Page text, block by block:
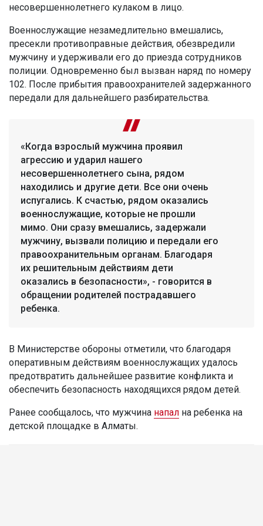
несовершеннолетнего кулаком в лицо.
Военнослужащие незамедлительно вмешались,
пресекли противоправные действия, обезвредили
мужчину и удерживали его до приезда сотрудников
полиции. Одновременно был вызван наряд по номеру
102. После прибытия правоохранителей задержанного
передали для дальнейшего разбирательства.
«Когда взрослый мужчина проявил
агрессию и ударил нашего
несовершеннолетнего сына, рядом
находились и другие дети. Все они очень
испугались. К счастью, рядом оказались
военнослужащие, которые не прошли
мимо. Они сразу вмешались, задержали
мужчину, вызвали полицию и передали его
правоохранительным органам. Благодаря
их решительным действиям дети
оказались в безопасности», - говорится в
обращении родителей пострадавшего
ребенка.
В Министерстве обороны отметили, что благодаря
оперативным действиям военнослужащих удалось
предотвратить дальнейшее развитие конфликта и
обеспечить безопасность находящихся рядом детей.
Ранее сообщалось, что мужчина напал на ребенка на
детской площадке в Алматы.